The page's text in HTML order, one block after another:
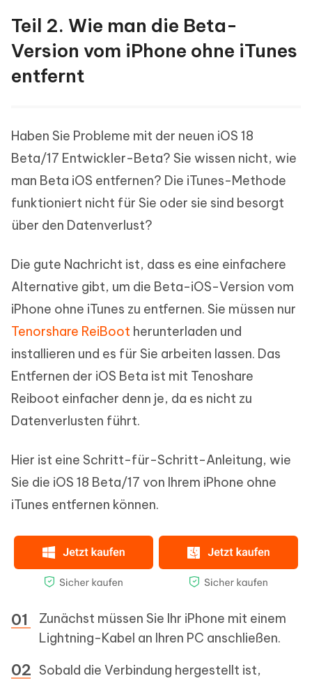
Teil 2. Wie man die Beta-
Version vom iPhone ohne iTunes
entfernt
Haben Sie Probleme mit der neuen iOS 18
Beta/17 Entwickler-Beta? Sie wissen nicht, wie
man Beta iOS entfernen? Die iTunes-Methode
funktioniert nicht für Sie oder sie sind besorgt
über den Datenverlust?
Die gute Nachricht ist, dass es eine einfachere
Alternative gibt, um die Beta-iOS-Version vom
iPhone ohne iTunes zu entfernen. Sie müssen nur
Tenorshare ReiBoot herunterladen und
installieren und es für Sie arbeiten lassen. Das
Entfernen der iOS Beta ist mit Tenoshare
Reiboot einfacher denn je, da es nicht zu
Datenverlusten führt.
Hier ist eine Schritt-für-Schritt-Anleitung, wie
Sie die iOS 18 Beta/17 von Ihrem iPhone ohne
iTunes entfernen können.
Zunächst müssen Sie Ihr iPhone mit einem
Lightning-Kabel an Ihren PC anschließen.
Sobald die Verbindung hergestellt ist,